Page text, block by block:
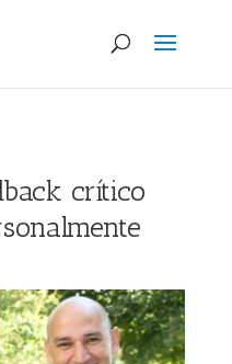
crítico